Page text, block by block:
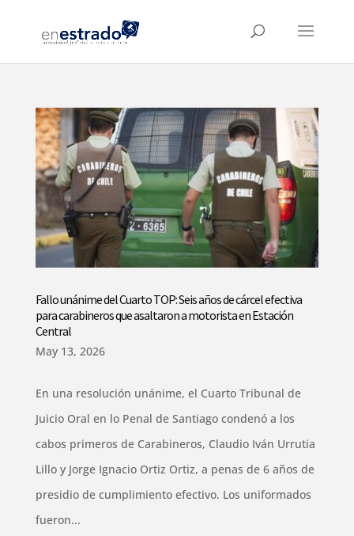
Fallo unánime del Cuarto TOP: Seis años de cárcel efectiva
para carabineros que asaltaron a motorista en Estación
Central
May 13, 2026
En una resolución unánime, el Cuarto Tribunal de
Juicio Oral en lo Penal de Santiago condenó a los
cabos primeros de Carabineros, Claudio Iván Urrutia
Lillo y Jorge Ignacio Ortiz Ortiz, a penas de 6 años de
presidio de cumplimiento efectivo. Los uniformados
fueron...